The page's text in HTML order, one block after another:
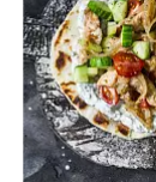
detail
-
section
11